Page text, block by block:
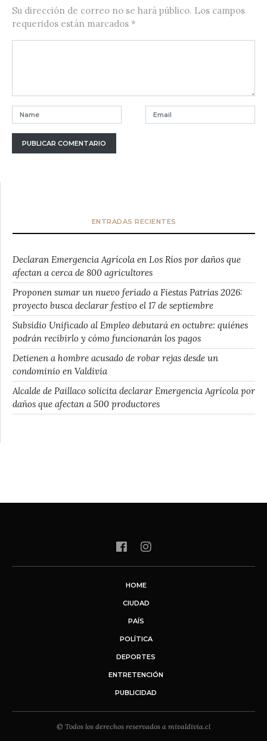
Su dirección de correo no se hará público. Los campos
requeridos están marcados *
ENTRADAS RECIENTES
Declaran Emergencia Agrícola en Los Ríos por daños que
afectan a cerca de 800 agricultores
Proponen sumar un nuevo feriado a Fiestas Patrias 2026:
proyecto busca declarar festivo el 17 de septiembre
Subsidio Unificado al Empleo debutará en octubre: quiénes
podrán recibirlo y cómo funcionarán los pagos
Detienen a hombre acusado de robar rejas desde un
condominio en Valdivia
Alcalde de Paillaco solicita declarar Emergencia Agrícola por
daños que afectan a 500 productores
HOME
CIUDAD
PAÍS
POLÍTICA
DEPORTES
ENTRETENCIÓN
PUBLICIDAD
© Todos los derechos reservados a mivaldivia.cl